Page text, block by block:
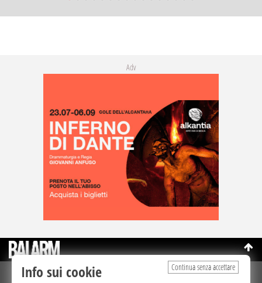
Adv
©Copyright 2003-2026
Continua senza accettare
Info sui cookie